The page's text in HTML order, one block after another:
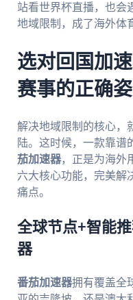
站看世界杯直播，也会
地域限制，成了海外体
选对回国加
赛事的正确
解决地域限制的核心，
陆。这时候，一款靠谱
茄加速器，正是为海外
六大核心功能，完美解
痛点。
全球节点+智能
器
番茄加速器拥有覆盖全